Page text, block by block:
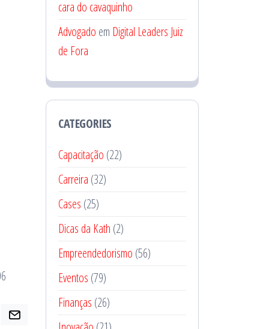
cara do cavaquinho
Advogado em Digital Leaders Juiz
de Fora
CATEGORIES
Capacitação (22)
Carreira (32)
Cases (25)
Dicas da Kath (2)
Empreendedorismo (56)
Eventos (79)
Finanças (26)